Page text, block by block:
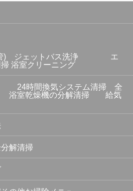
管) ジェットバス洗浄 エ
浴室クリーニング
時間換気システム清掃 全
乾燥機の分解清掃 給気
解清掃